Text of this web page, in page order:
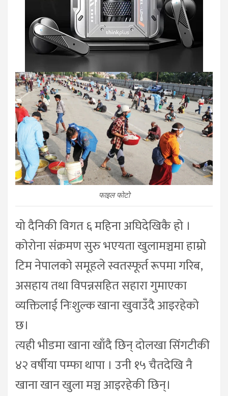
फाइल फोटो
यो दैनिकी विगत ६ महिना अघिदेखिकै हो ।
कोरोना संक्रमण सुरु भएयता खुलामञ्चमा हाम्रो
टिम नेपालको समूहले स्वतस्फूर्त रूपमा गरिब,
असहाय तथा विपन्नसहित सहारा गुमाएका
व्यक्तिलाई निःशुल्क खाना खुवाउँदै आइरहेको
छ।
त्यही भीडमा खाना खाँदै छिन् दोलखा सिंगटीकी
४२ वर्षीया पम्फा थापा । उनी १५ चैतदेखि नै
खाना खान खुला मञ्च आइरहेकी छिन्।